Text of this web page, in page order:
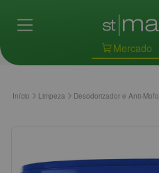
Mercado
Início Limpeza Desodorizador e Anti-Mofo